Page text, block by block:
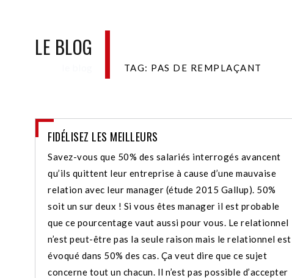
LE BLOG
TAG: PAS DE REMPLAÇANT
FIDÉLISEZ LES MEILLEURS
Savez-vous que 50% des salariés interrogés avancent
qu’ils quittent leur entreprise à cause d’une mauvaise
relation avec leur manager (étude 2015 Gallup). 50%
soit un sur deux ! Si vous êtes manager il est probable
que ce pourcentage vaut aussi pour vous. Le relationnel
n’est peut-être pas la seule raison mais le relationnel est
évoqué dans 50% des cas. Ça veut dire que ce sujet
concerne tout un chacun. Il n’est pas possible d’accepter